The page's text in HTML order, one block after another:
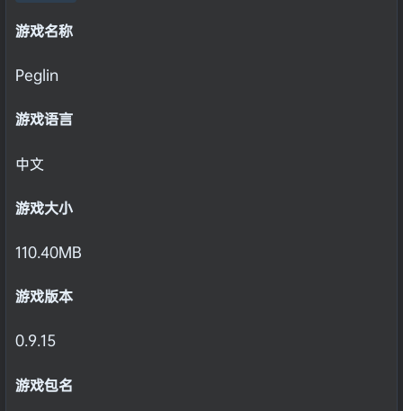
游戏名称
Peglin
游戏语言
中文
游戏大小
110.40MB
游戏版本
0.9.15
游戏包名